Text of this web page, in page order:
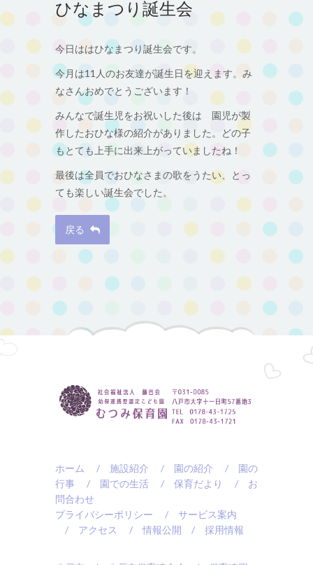
ひなまつり誕生会
今日ははひなまつり誕生会です。
今月は11人のお友達が誕生日を迎えます。み
なさんおめでとうございます！
みんなで誕生児をお祝いした後は 園児が製
作したおひな様の紹介がありました。どの子
もとても上手に出来上がっていましたね！
最後は全員でおひなさまの歌をうたい、とっ
ても楽しい誕生会でした。
戻る
ホーム / 施設紹介 / 園の紹介
/ 園の
行事
/ 園での生活 / 保育だより
/ お
問合わせ
プライバシーポリシー
/ サービス案内
/ アクセス
/ 情報公開 / 採用情報